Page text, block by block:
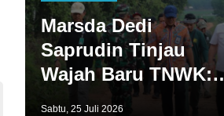
Marsda Dedi
Saprudin Tinjau
Wajah Baru TNWK:
Sabtu, 25 Juli 2026